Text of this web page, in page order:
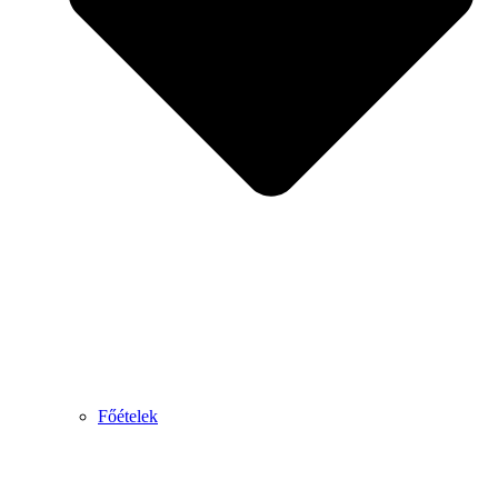
Főételek